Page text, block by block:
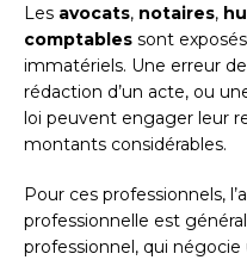
Les avocats, notaires,
comptables sont
immatériels. Une erreur
rédaction d’un acte, ou
loi peuvent engager leur
montants considérables.
Pour ces professionnels,
professionnelle est
professionnel, qui